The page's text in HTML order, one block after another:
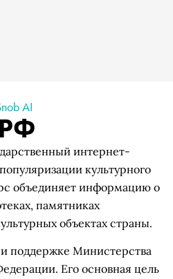
AI
интернет-
культурного
объединяет информацию о
памятниках
объектах страны.
поддержке Министерства
Его основная цель